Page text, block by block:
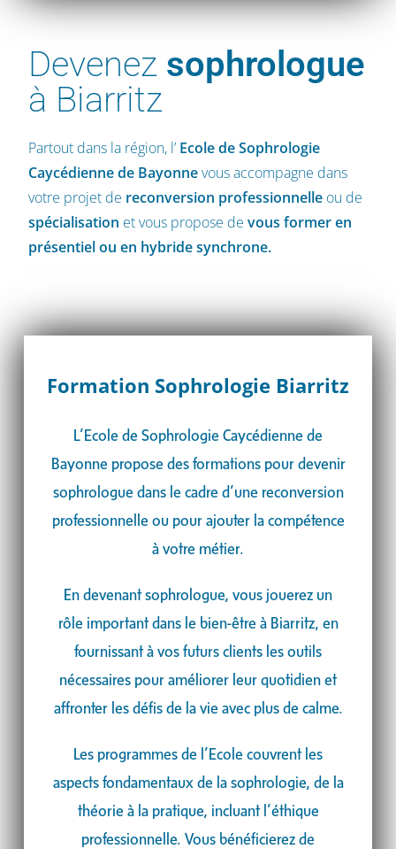
Devenez sophrologue
à Biarritz
Partout dans la région, l’ Ecole de Sophrologie
Caycédienne de Bayonnevous accompagne dans
votre projet de reconversion professionnelle ou de
spécialisation et vous propose devous former en
présentiel ou en hybride synchrone.
Formation Sophrologie Biarritz
L’Ecole de Sophrologie Caycédienne de
Bayonne propose des formations pour devenir
sophrologue dans le cadre d’une reconversion
professionnelle ou pour ajouter la compétence
à votre métier.
En devenant sophrologue, vous jouerez un
rôle important dans le bien-être à Biarritz, en
fournissant à vos futurs clients les outils
nécessaires pour améliorer leur quotidien et
affronter les défis de la vie avec plus de calme.
Les programmes de l’Ecole couvrent les
aspects fondamentaux de la sophrologie, de la
théorie à la pratique, incluant l’éthique
professionnelle. Vous bénéficierez de